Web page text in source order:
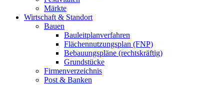
Märkte
Wirtschaft & Standort
Bauen
Bauleitplanverfahren
Flächennutzungsplan (FNP)
Bebauungspläne (rechtskräftig)
Grundstücke
Firmenverzeichnis
Post & Banken